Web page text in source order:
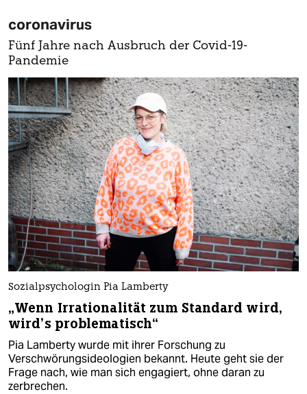
coronavirus
Fünf Jahre nach Ausbruch der Covid-19-
Pandemie
Sozialpsychologin Pia Lamberty
„Wenn Irrationalität zum Standard wird,
wird’s problematisch“
Pia Lamberty wurde mit ihrer Forschung zu
Verschwörungsideologien bekannt. Heute geht sie der
Frage nach, wie man sich engagiert, ohne daran zu
zerbrechen.